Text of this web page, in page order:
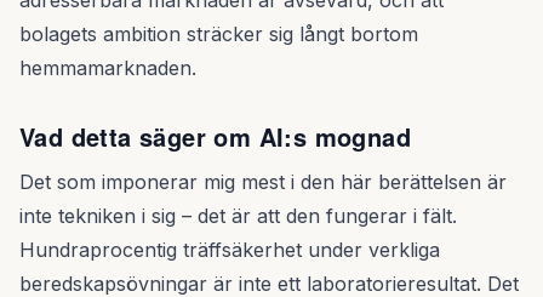
bolagets ambition sträcker sig långt bortom
hemmamarknaden.
Vad detta säger om AI:s mognad
Det som imponerar mig mest i den här berättelsen är
inte tekniken i sig – det är att den fungerar i fält.
Hundraprocentig träffsäkerhet under verkliga
beredskapsövningar är inte ett laboratorieresultat. Det